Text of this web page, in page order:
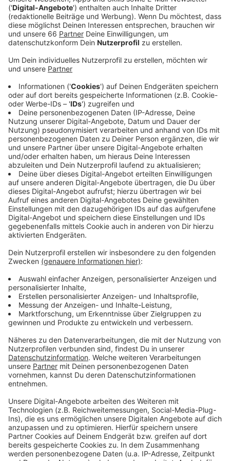
Zumindest ist sie ein musikalischer Gegenentwurf.
Inhaltlich bleibt er beim Thema Herzschmerz: "Ich
treffe eine Frau, sie verlässt mich, ich jammere in
einem Popsong darüber. Wie aus dem Lehrbuch.",
schreibt Lewis Capaldi mit einem Augenzwinkern.
Andererseits sagt er aber auch, dass der Song ein
bisschen "beschwingter" ist als sonst: "Forget me" sei
traurig und schnell, genau wie sein Liebesleben und wir
sollen uns keine Sorgen machen, er habe auch noch
viele deprimierende Balladen in petto. Da sind wir
beruhigt.
Anzeige
Wir benötigen Ihre
Zustimmung, um den YouTube
Video-Service zu laden!
Drittanbieters, um Videoinhalte
einzubetten. Dieser Service kann
Daten zu Ihren Aktivitäten
sammeln. Bitte lesen Sie die
Nutzung des Service zu, um dieses
Video anzusehen.
Mehr Informationen
Akzeptieren
powered byUsercentrics Consent
Management Platform
Lewis Capaldi - Forget Me (Official Video)
Anzeige